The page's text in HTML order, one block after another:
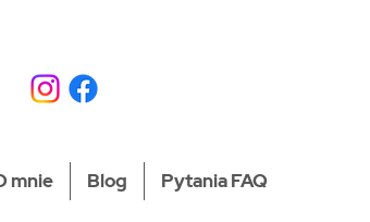
mnie Blog Pytania FAQ